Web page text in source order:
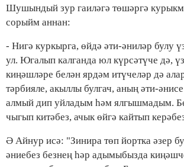
Шушындый зур гаиләгә төшәргә
сорыйм аннан:
- Нигә куркырга, өйдә әти-әниләр булу
ул. Югалып калганда юл күрсәтүче дә,
киңәшләре белән ярдәм итүчеләр дә
тәрбияле, акыллы булгач, аның әти-
алмый дип уйладым һәм ялгышмадым.
чыгып китәбез, ачык өйгә кайтып
Ә Айнур исә: "Зинира төп йортка әзер
әниебез безнең һәр адымыбызда